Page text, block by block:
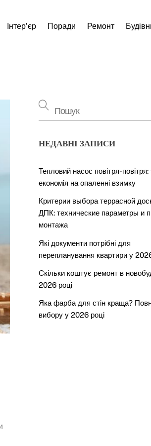
Інтер’єр Поради Ремонт
НЕДАВНІ ЗАПИСИ
Тепловий насос повітря-повітря:
економія на опаленні взимку
Критерии выбора террасной
ДПК: технические параметры и
монтажа
Які документи потрібні для
перепланування квартири у
Скільки коштує ремонт в
2026 році
Яка фарба для стін краща?
вибору у 2026 році